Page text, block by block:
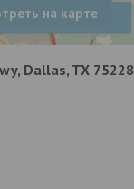
на карте
Dallas, TX 75228